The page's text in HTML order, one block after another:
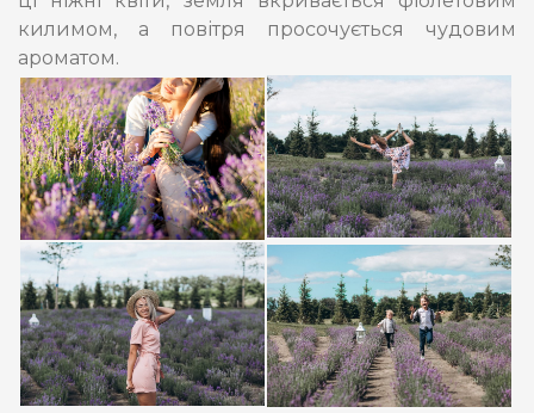
килимом, а повітря просочується чудовим
ароматом.